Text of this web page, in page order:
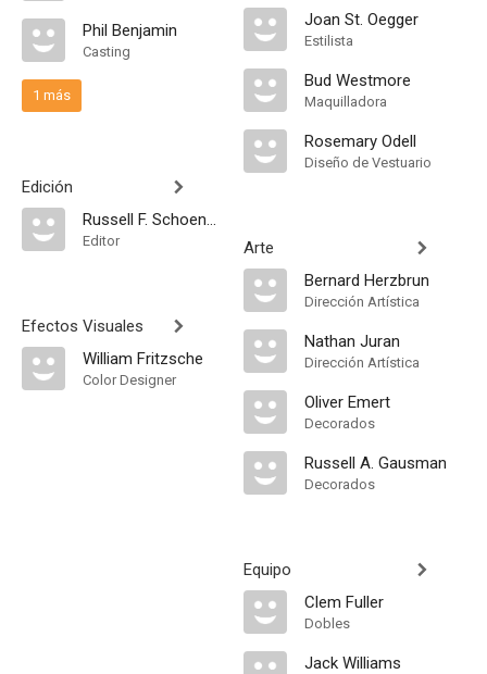
Phil Benjamin
Casting
1 más
Edición
Russell F. Schoengarth
Editor
Efectos Visuales
William Fritzsche
Color Designer
Joan St. Oegger
Estilista
Bud Westmore
Maquilladora
Rosemary Odell
Diseño de Vestuario
Arte
Bernard Herzbrun
Dirección Artística
Nathan Juran
Dirección Artística
Oliver Emert
Decorados
Russell A. Gausman
Decorados
Equipo
Clem Fuller
Dobles
Jack Williams